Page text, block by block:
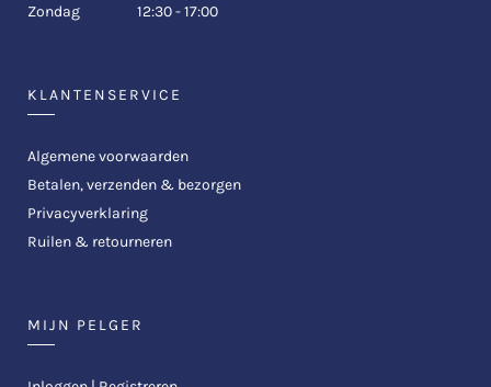
Zondag
12:30 - 17:00
KLANTENSERVICE
Algemene voorwaarden
Betalen, verzenden & bezorgen
Privacyverklaring
Ruilen & retourneren
MIJN PELGER